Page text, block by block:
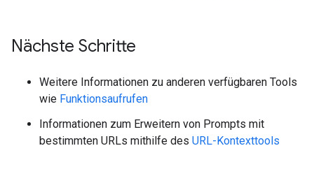
Nächste Schritte
Weitere Informationen zu anderen verfügbaren Tools
wie Funktionsaufrufen
Informationen zum Erweitern von Prompts mit
bestimmten URLs mithilfe des URL-Kontexttools